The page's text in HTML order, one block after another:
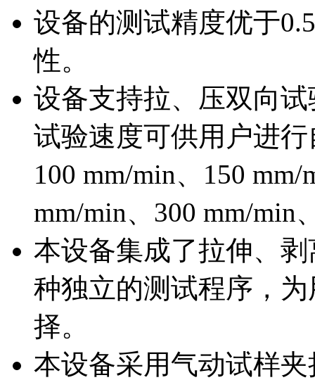
设备的测试精度优于
性。
设备支持拉、压双向
试验速度可供用户进
100 mm/min、150
mm/min、300 mm/min
本设备集成了拉伸、
种独立的测试程序，
择。
本设备采用气动试样